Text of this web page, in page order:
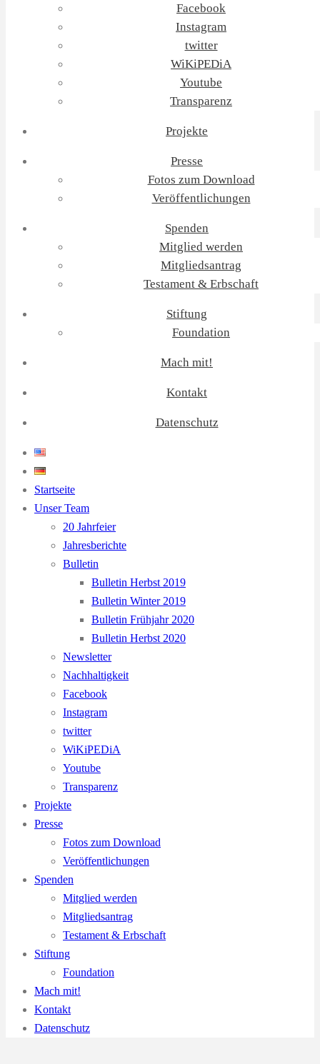
Facebook
Instagram
twitter
WiKiPEDiA
Youtube
Transparenz
Projekte
Presse
Fotos zum Download
Veröffentlichungen
Spenden
Mitglied werden
Mitgliedsantrag
Testament & Erbschaft
Stiftung
Foundation
Mach mit!
Kontakt
Datenschutz
Startseite
Unser Team
20 Jahrfeier
Jahresberichte
Bulletin
Bulletin Herbst 2019
Bulletin Winter 2019
Bulletin Frühjahr 2020
Bulletin Herbst 2020
Newsletter
Nachhaltigkeit
Facebook
Instagram
twitter
WiKiPEDiA
Youtube
Transparenz
Projekte
Presse
Fotos zum Download
Veröffentlichungen
Spenden
Mitglied werden
Mitgliedsantrag
Testament & Erbschaft
Stiftung
Foundation
Mach mit!
Kontakt
Datenschutz